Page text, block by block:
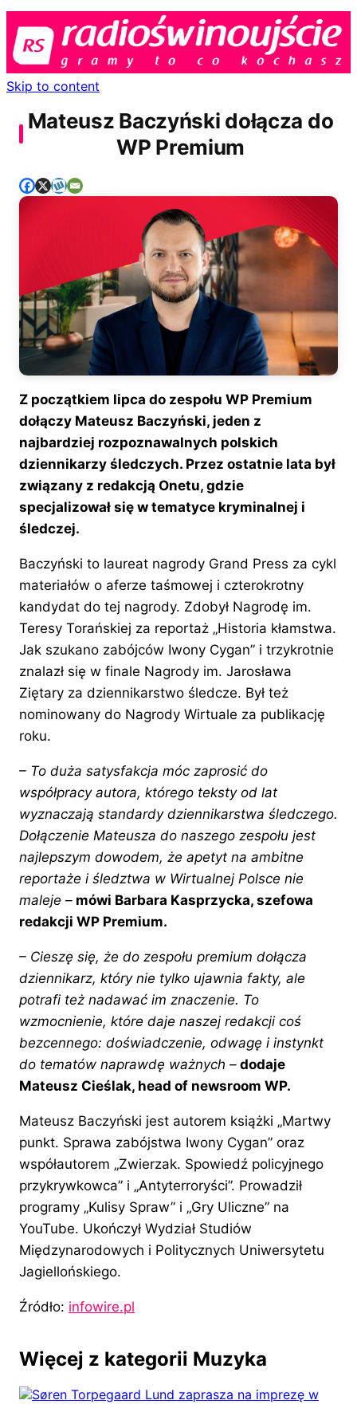
Skip to content
Mateusz Baczyński dołącza do
WP Premium
Z początkiem lipca do zespołu WP Premium
dołączy Mateusz Baczyński, jeden z
najbardziej rozpoznawalnych polskich
dziennikarzy śledczych. Przez ostatnie lata był
związany z redakcją Onetu, gdzie
specjalizował się w tematyce kryminalnej i
śledczej.
Baczyński to laureat nagrody Grand Press za cykl
materiałów o aferze taśmowej i czterokrotny
kandydat do tej nagrody. Zdobył Nagrodę im.
Teresy Torańskiej za reportaż „Historia kłamstwa.
Jak szukano zabójców Iwony Cygan” i trzykrotnie
znalazł się w finale Nagrody im. Jarosława
Ziętary za dziennikarstwo śledcze. Był też
nominowany do Nagrody Wirtuale za publikację
roku.
– To duża satysfakcja móc zaprosić do
współpracy autora, którego teksty od lat
wyznaczają standardy dziennikarstwa śledczego.
Dołączenie Mateusza do naszego zespołu jest
najlepszym dowodem, że apetyt na ambitne
reportaże i śledztwa w Wirtualnej Polsce nie
maleje – mówi Barbara Kasprzycka, szefowa
redakcji WP Premium.
– Cieszę się, że do zespołu premium dołącza
dziennikarz, który nie tylko ujawnia fakty, ale
potrafi też nadawać im znaczenie. To
wzmocnienie, które daje naszej redakcji coś
bezcennego: doświadczenie, odwagę i instynkt
do tematów naprawdę ważnych – dodaje
Mateusz Cieślak, head of newsroom WP.
Mateusz Baczyński jest autorem książki „Martwy
punkt. Sprawa zabójstwa Iwony Cygan” oraz
współautorem „Zwierzak. Spowiedź policyjnego
przykrywkowca” i „Antyterroryści”. Prowadził
programy „Kulisy Spraw” i „Gry Uliczne” na
YouTube. Ukończył Wydział Studiów
Międzynarodowych i Politycznych Uniwersytetu
Jagiellońskiego.
Źródło: infowire.pl
Więcej z kategorii Muzyka